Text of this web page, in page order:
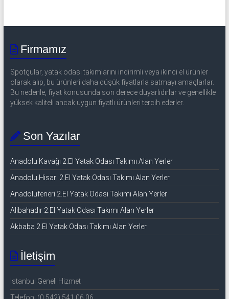
Firmamız
Spotçular, yatak odası takımlarını indirimli veya ikinci el ürünler
olarak alıp, bu ürünleri daha düşük fiyatlarla satmayı amaçlarlar.
Bu nedenle, fiyat konusunda son derece duyarlıdırlar ve genellikle
yüksek kaliteli ancak uygun fiyatlı ürünleri tercih ederler.
Son Yazılar
Anadolu Kavağı 2.El Yatak Odası Takımı Alan Yerler
Anadolu Hisarı 2.El Yatak Odası Takımı Alan Yerler
Anadolufeneri 2.El Yatak Odası Takımı Alan Yerler
Alibahadır 2.El Yatak Odası Takımı Alan Yerler
Akbaba 2.El Yatak Odası Takımı Alan Yerler
İletişim
İstanbul Geneli Hizmet